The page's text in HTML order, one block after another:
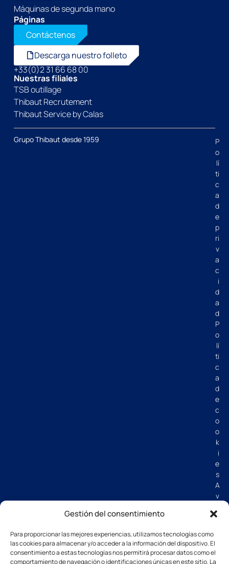
Gestión del consentimiento
Para proporcionar las mejores experiencias, utilizamos tecnologías como
las cookies para almacenar y/o acceder a la información del dispositivo. El
consentimiento a estas tecnologías nos permitirá procesar datos como el
comportamiento de navegación o identificaciones únicas en este sitio. La
Máquinas de segunda mano
Páginas
Contáctenos
Descarga nuestro folleto
+33(0)2 31 66 68 00
Nuestras filiales
TSB outillage
Thibaut Recrutement
Thibaut Service by Calas
Grupo Thibaut desde 1959
P
o
lí
ti
c
a
d
e
p
ri
v
a
c
i
d
a
d
P
o
lí
ti
c
a
d
e
c
o
o
k
i
e
s
A
v
s
g